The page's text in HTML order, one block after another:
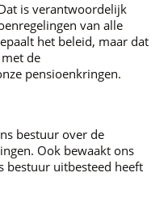
is verantwoordelijk
van alle
het beleid, maar dat
de
pensioenkringen.
bestuur over de
Ook bewaakt ons
bestuur uitbesteed heeft